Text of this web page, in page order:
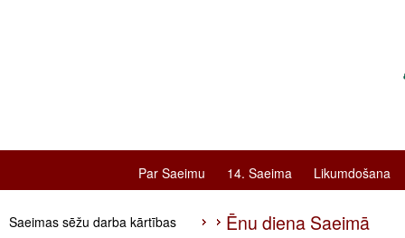
Par Saeimu 14. Saeima Likumdošana
Saeimas sēžu darba kārtības
Ēnu diena Saeimā